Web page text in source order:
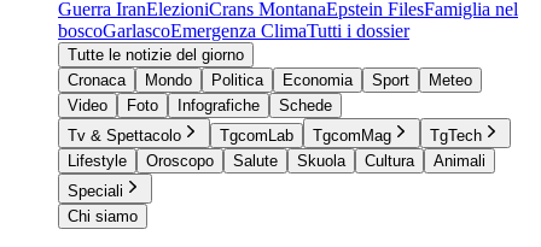
Guerra IranElezioniCrans MontanaEpstein FilesFamiglia nel
boscoGarlascoEmergenza ClimaTutti i dossier
Tutte le notizie del giorno
Cronaca
Mondo Politica Economia Sport
Meteo
Video
Foto Infografiche
Schede
Tv & Spettacolo
TgcomLab TgcomMag
TgTech
Lifestyle
Oroscopo Salute Skuola Cultura
Animali
Speciali
Chi siamo